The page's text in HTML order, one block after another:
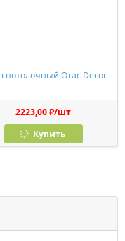
потолочный Orac Decor
2223,00 ₽/шт
Купить